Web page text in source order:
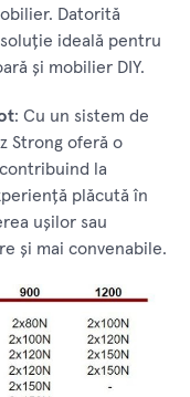
Datorită
ideală pentru
și mobilier DIY.
: Cu un sistem de
Strong oferă o
la
plăcută în
ușilor sau
și mai convenabile.